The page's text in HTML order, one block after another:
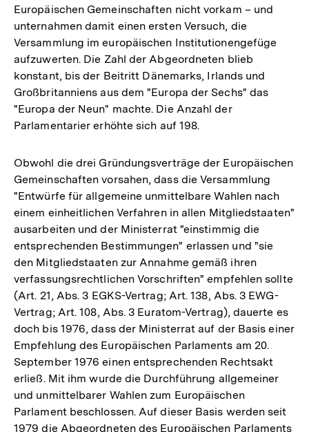
Europäischen Gemeinschaften nicht vorkam – und
unternahmen damit einen ersten Versuch, die
Versammlung im europäischen Institutionengefüge
aufzuwerten. Die Zahl der Abgeordneten blieb
konstant, bis der Beitritt Dänemarks, Irlands und
Großbritanniens aus dem "Europa der Sechs" das
"Europa der Neun" machte. Die Anzahl der
Parlamentarier erhöhte sich auf 198.
Obwohl die drei Gründungsverträge der Europäischen
Gemeinschaften vorsahen, dass die Versammlung
"Entwürfe für allgemeine unmittelbare Wahlen nach
einem einheitlichen Verfahren in allen Mitgliedstaaten"
ausarbeiten und der Ministerrat "einstimmig die
entsprechenden Bestimmungen" erlassen und "sie
den Mitgliedstaaten zur Annahme gemäß ihren
verfassungsrechtlichen Vorschriften" empfehlen sollte
(Art. 21, Abs. 3 EGKS-Vertrag; Art. 138, Abs. 3 EWG-
Vertrag; Art. 108, Abs. 3 Euratom-Vertrag), dauerte es
doch bis 1976, dass der Ministerrat auf der Basis einer
Empfehlung des Europäischen Parlaments am 20.
September 1976 einen entsprechenden Rechtsakt
erließ. Mit ihm wurde die Durchführung allgemeiner
und unmittelbarer Wahlen zum Europäischen
Parlament beschlossen. Auf dieser Basis werden seit
1979 die Abgeordneten des Europäischen Parlaments